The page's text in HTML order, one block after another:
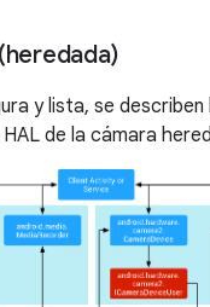
y lista, se describen
de la cámara